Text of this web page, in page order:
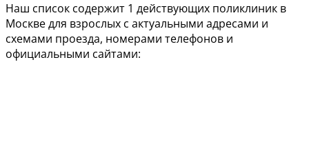
Наш список содержит 1 действующих поликлиник в
Москве для взрослых с актуальными адресами и
схемами проезда, номерами телефонов и
официальными сайтами: